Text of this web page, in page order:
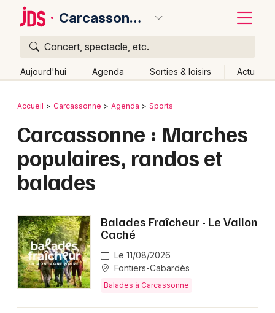
Carcassonne
Concert, spectacle, etc.
Aujourd'hui Agenda Sorties & loisirs Actu
Publier un événement
Grands événements
Manifestations
Foires & salons
Bordeaux
Colmar
Lille
Marseille
Mulhouse
Montpellier
Nantes
Retour
Accueil Carcassonne Agenda Sports
Carcassonne : Marches
populaires, randos et
balades
Balades Fraîcheur - Le Vallon
Caché
Le 11/08/2026
Fontiers-Cabardès
Balades à Carcassonne
Quoi ?
Où ?
Languedoc-Roussillon
Partout
Près de moi
Changer de lieu
Quand ?